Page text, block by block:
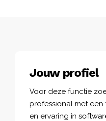
Jouw profiel
Voor deze functie
professional met
en ervaring in